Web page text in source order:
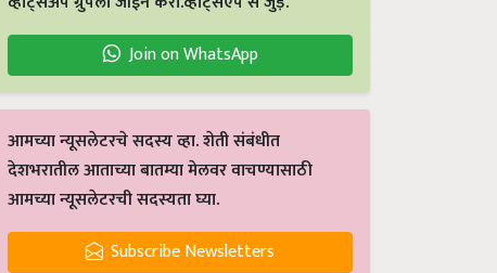
Join on WhatsApp
आमच्या न्यूसलेटरचे सदस्य व्हा. शेती संबंधीत
देशभरातील आताच्या बातम्या मेलवर वाचण्यासाठी
आमच्या न्यूसलेटरची सदस्यता घ्या.
Subscribe Newsletters